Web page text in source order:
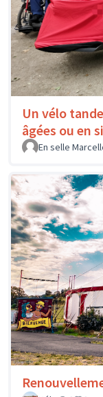
Un vélo
âgées ou en
En selle